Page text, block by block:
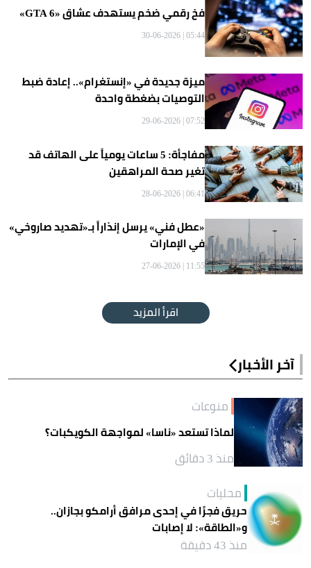
فخ رقمي ضخم يستهدف عشاق «GTA 6»
05:44 | 30-06-2026
ميزة جديدة في «إنستغرام».. إعادة ضبط
التوصيات بضغطة واحدة
07:52 | 29-06-2026
مفاجأة: 5 ساعات يومياً على الهاتف قد
تغير صحة المراهقين
06:41 | 28-06-2026
«عطل فني» يرسل إنذاراً بـ«تهديد صاروخي»
في الإمارات
11:55 | 27-06-2026
اقرأ المزيد
آخر الأخبار
منوعات
لماذا تستعد «ناسا» لمواجهة الكويكبات؟
منذ 3 دقائق
محليات
حريق فجرًا في إحدى مرافق أرامكو بجازان..
و«الطاقة»: لا إصابات
منذ 43 دقيقة